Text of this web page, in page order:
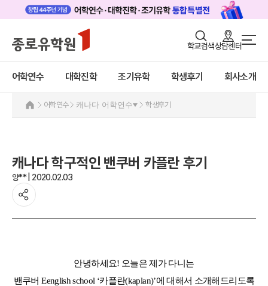
학교검색상담센터
어학연수 대학진학 조기유학 학생후기 회사소개
로그인 회원가입
어학연수
대학진학
조기/캠프
고객서비스
유학가이드
미국
캐나다
학생후기
뉴질랜드
일본
어학연수 정보
어학연수 캐나다 어학연수 학생후기
캐나다 학구적인 밴쿠버 카플란 후기
양** | 2020.02.03
안녕하세요! 오늘은 제가 다니는
밴쿠버 Eenglish school ‘카플란(kaplan)’에 대해서 소개해드리도록